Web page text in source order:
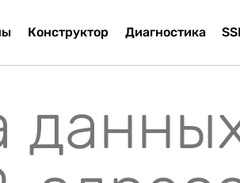
Конструктор Диагностика